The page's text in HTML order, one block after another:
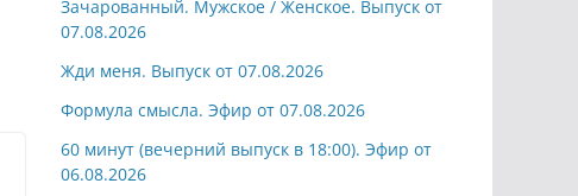
Зачарованный. Мужское / Женское. Выпуск от
07.08.2026
Жди меня. Выпуск от 07.08.2026
Формула смысла. Эфир от 07.08.2026
60 минут (вечерний выпуск в 18:00). Эфир от
06.08.2026